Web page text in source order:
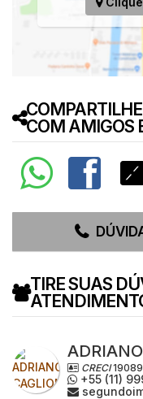
COM AMIGOS
TIRE SUAS
CRECI
+55 (11)